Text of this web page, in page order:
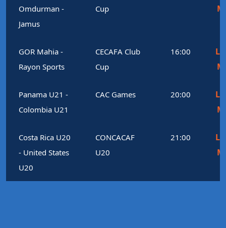
Omdurman -
Jamus
Cup
GOR Mahia -
Rayon Sports
CECAFA Club
Cup
16:00
Panama U21 -
Colombia U21
CAC Games 20:00
Costa Rica U20
- United States
U20
CONCACAF
U20
21:00